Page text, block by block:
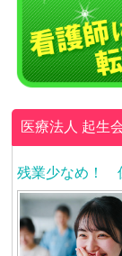
医療法人 起生
残業少なめ！